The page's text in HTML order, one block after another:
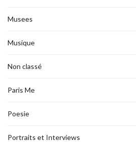
Musees
Musique
Non classé
Paris Me
Poesie
Portraits et Interviews